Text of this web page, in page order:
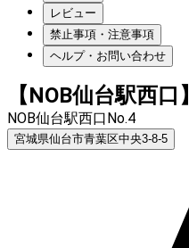
レビュー
禁止事項・注意事項
ヘルプ・お問い合わせ
【NOB仙台駅西口】
NOB仙台駅西口No.4
宮城県仙台市青葉区中央3-8-5